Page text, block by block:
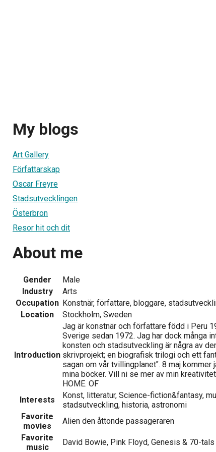
My blogs
Art Gallery
Författarskap
Oscar Freyre
Stadsutvecklingen
Österbron
Resor hit och dit
About me
Gender
Male
Industry
Arts
Occupation Konstnär, författare, bloggare,
Location
Stockholm, Sweden
Introduction
Jag är konstnär och författare född i Peru
Sverige sedan 1972. Jag har dock många
konsten och stadsutveckling är några av
skrivprojekt; en biografisk trilogi och ett
sagan om vår tvillingplanet". 8 maj kommer
mina böcker. Vill ni se mer av min
HOME. OF
Interests
Konst, litteratur, Science-fiction&fantasy,
stadsutveckling, historia, astronomi
Favorite
movies
Alien den åttonde passageraren
Favorite
music
David Bowie, Pink Floyd, Genesis & 70-